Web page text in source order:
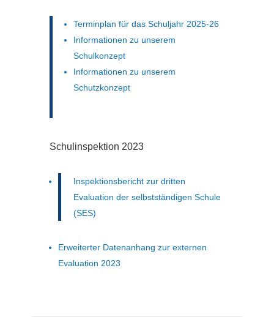
Terminplan für das Schuljahr 2025-26
Informationen zu unserem
Schulkonzept
Informationen zu unserem
Schutzkonzept
Schulinspektion 2023
Inspektionsbericht zur dritten
Evaluation der selbstständigen Schule
(SES)
Erweiterter Datenanhang zur externen
Evaluation 2023